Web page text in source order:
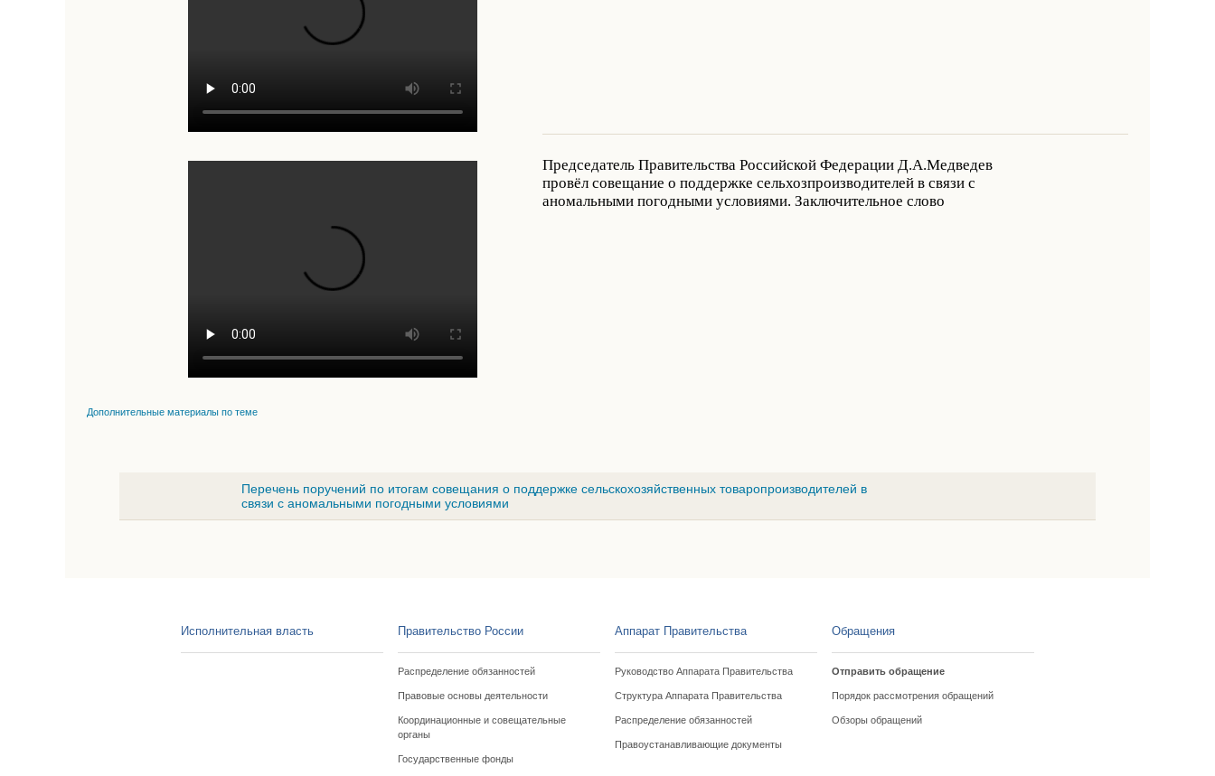
Председатель Правительства Российской Федерации Д.А.Медведев
провёл совещание о поддержке сельхозпроизводителей в связи с
аномальными погодными условиями. Заключительное слово
Дополнительные материалы по теме
Перечень поручений по итогам совещания о поддержке сельскохозяйственных товаропроизводителей в
связи с аномальными погодными условиями
Исполнительная власть Правительство России
Распределение обязанностей
Правовые основы деятельности
Координационные и совещательные
органы
Государственные фонды
Аппарат Правительства
Руководство Аппарата Правительства
Структура Аппарата Правительства
Распределение обязанностей
Правоустанавливающие документы
Обращения
Отправить обращение
Порядок рассмотрения обращений
Обзоры обращений